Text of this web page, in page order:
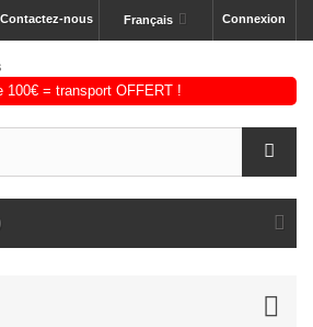
Connexion
Français
Contactez-nous